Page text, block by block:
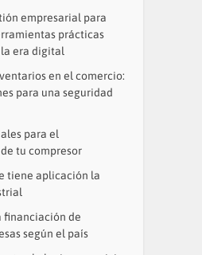
empresarial para
prácticas
era digital
en el comercio:
para una seguridad
para el
tu compresor
tiene aplicación la
financiación de
según el país